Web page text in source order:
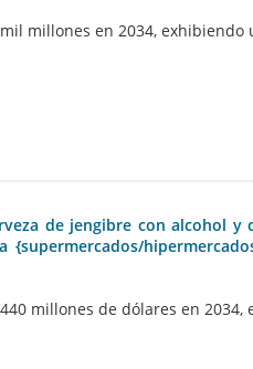
millones en 2034, exhibiendo
de jengibre con alcohol y
millones de dólares en 2034,